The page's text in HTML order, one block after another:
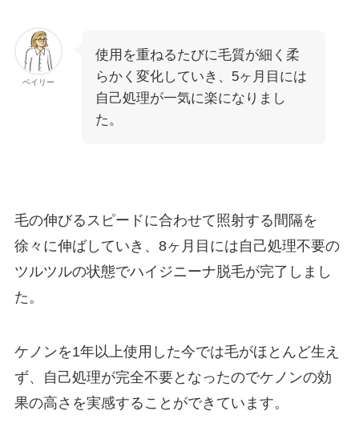
ベイリー
使用を重ねるたびに毛質が細く柔
らかく変化していき、5ヶ月目には
自己処理が一気に楽になりまし
た。
毛の伸びるスピードに合わせて照射する間隔を
徐々に伸ばしていき、8ヶ月目には自己処理不要の
ツルツルの状態でハイジニーナ脱毛が完了しまし
た。
ケノンを1年以上使用した今では毛がほとんど生え
ず、自己処理が完全不要となったのでケノンの効
果の高さを実感することができています。